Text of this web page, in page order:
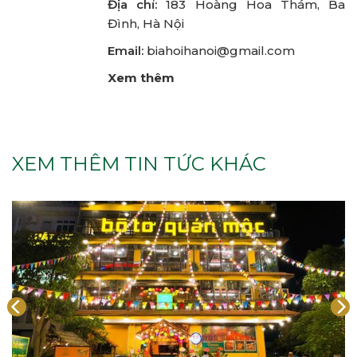
Địa chỉ: 183 Hoàng Hoa Thám, Ba
Đình, Hà Nội
Email: biahoihanoi@gmail.com
Xem thêm
XEM THÊM TIN TỨC KHÁC